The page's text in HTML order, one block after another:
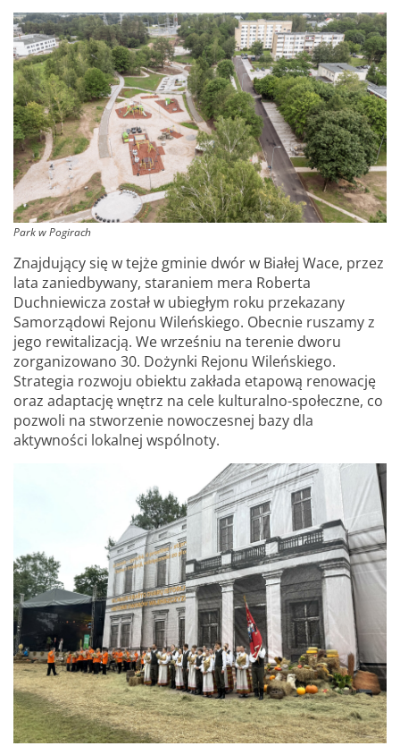
Park w Pogirach
Znajdujący się w tejże gminie dwór w Białej Wace, przez
lata zaniedbywany, staraniem mera Roberta
Duchniewicza został w ubiegłym roku przekazany
Samorządowi Rejonu Wileńskiego. Obecnie ruszamy z
jego rewitalizacją. We wrześniu na terenie dworu
zorganizowano 30. Dożynki Rejonu Wileńskiego.
Strategia rozwoju obiektu zakłada etapową renowację
oraz adaptację wnętrz na cele kulturalno-społeczne, co
pozwoli na stworzenie nowoczesnej bazy dla
aktywności lokalnej wspólnoty.